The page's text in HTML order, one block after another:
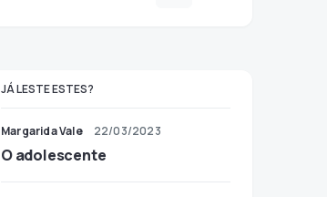
JÁ LESTE ESTES?
Margarida Vale 22/03/2023
O adolescente